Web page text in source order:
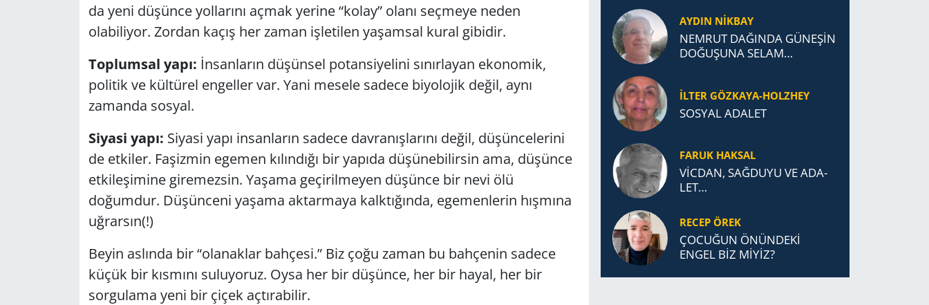
da yeni düşünce yollarını açmak yerine “kolay” olanı seçmeye neden
olabiliyor. Zordan kaçış her zaman işletilen yaşamsal kural gibidir.
Toplumsal yapı: İnsanların düşünsel potansiyelini sınırlayan ekonomik,
politik ve kültürel engeller var. Yani mesele sadece biyolojik değil, aynı
zamanda sosyal.
Siyasi yapı: Siyasi yapı insanların sadece davranışlarını değil, düşüncelerini
de etkiler. Faşizmin egemen kılındığı bir yapıda düşünebilirsin ama, düşünce
etkileşimine giremezsin. Yaşama geçirilmeyen düşünce bir nevi ölü
doğumdur. Düşünceni yaşama aktarmaya kalktığında, egemenlerin hışmına
uğrarsın(!)
Beyin aslında bir “olanaklar bahçesi.” Biz çoğu zaman bu bahçenin sadece
küçük bir kısmını suluyoruz. Oysa her bir düşünce, her bir hayal, her bir
sorgulama yeni bir çiçek açtırabilir.
AYDIN NİKBAY
NEMRUT DAĞINDA GÜNEŞİN
DOĞUŞUNA SELAM
İLTER GÖZKAYA-HOLZHEY
SOSYAL ADALET
FARUK HAKSAL
VİCDAN, SAĞ­DU­YU VE ADA­
LET…
RECEP ÖREK
ÇOCUĞUN ÖNÜNDEKİ
ENGEL BİZ MİYİZ?